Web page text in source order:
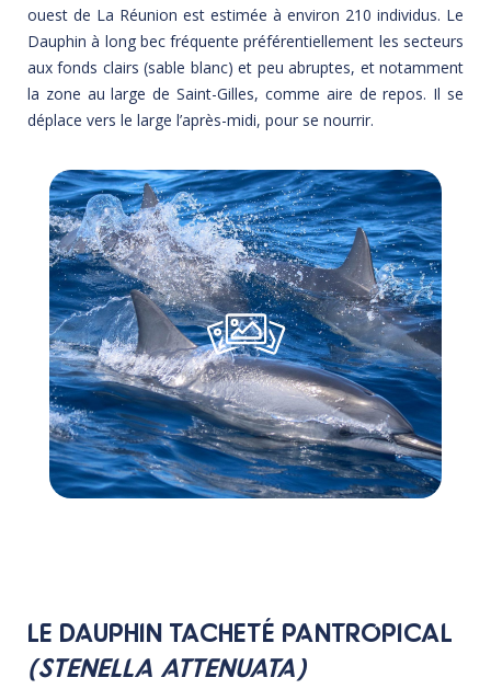
ouest de La Réunion est estimée à environ 210 individus. Le
Dauphin à long bec fréquente préférentiellement les secteurs
aux fonds clairs (sable blanc) et peu abruptes, et notamment
la zone au large de Saint-Gilles, comme aire de repos. Il se
déplace vers le large l’après-midi, pour se nourrir.
LE DAUPHIN TACHETÉ PANTROPICAL
(STENELLA ATTENUATA)